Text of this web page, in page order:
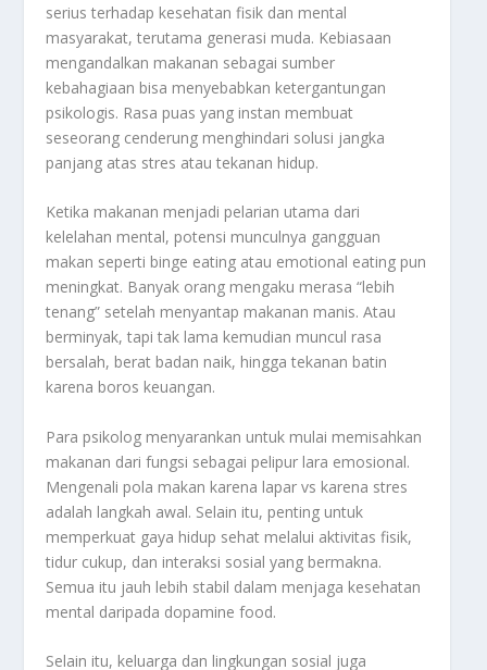
serius terhadap kesehatan fisik dan mental
masyarakat, terutama generasi muda. Kebiasaan
mengandalkan makanan sebagai sumber
kebahagiaan bisa menyebabkan ketergantungan
psikologis. Rasa puas yang instan membuat
seseorang cenderung menghindari solusi jangka
panjang atas stres atau tekanan hidup.
Ketika makanan menjadi pelarian utama dari
kelelahan mental, potensi munculnya gangguan
makan seperti binge eating atau emotional eating pun
meningkat. Banyak orang mengaku merasa “lebih
tenang” setelah menyantap makanan manis. Atau
berminyak, tapi tak lama kemudian muncul rasa
bersalah, berat badan naik, hingga tekanan batin
karena boros keuangan.
Para psikolog menyarankan untuk mulai memisahkan
makanan dari fungsi sebagai pelipur lara emosional.
Mengenali pola makan karena lapar vs karena stres
adalah langkah awal. Selain itu, penting untuk
memperkuat gaya hidup sehat melalui aktivitas fisik,
tidur cukup, dan interaksi sosial yang bermakna.
Semua itu jauh lebih stabil dalam menjaga kesehatan
mental daripada dopamine food.
Selain itu, keluarga dan lingkungan sosial juga